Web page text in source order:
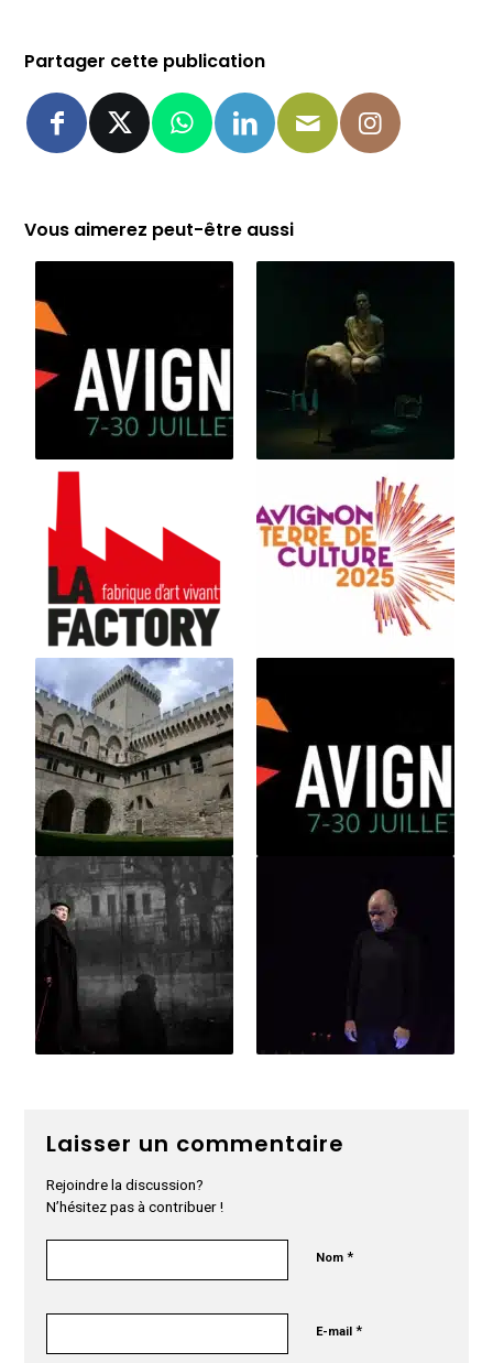
Partager cette publication
Vous aimerez peut-être aussi
Laisser un commentaire
Rejoindre la discussion?
N’hésitez pas à contribuer !
Nom*
E-mail*